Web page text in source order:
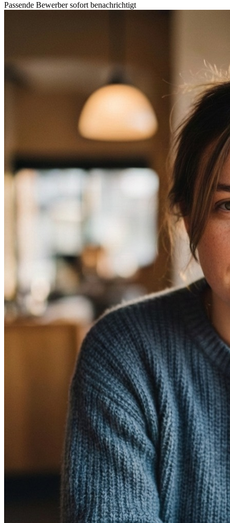
Passende Bewerber sofort benachrichtigt